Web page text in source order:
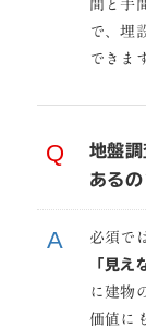
間と手
で、埋
できま
地盤
あるの
必須で
「見え
に建物
価値に